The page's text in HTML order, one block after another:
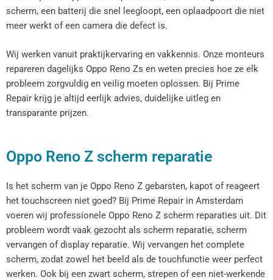
scherm, een batterij die snel leegloopt, een oplaadpoort die niet
meer werkt of een camera die defect is.
Wij werken vanuit praktijkervaring en vakkennis. Onze monteurs
repareren dagelijks Oppo Reno Zs en weten precies hoe ze elk
probleem zorgvuldig en veilig moeten oplossen. Bij Prime
Repair krijg je altijd eerlijk advies, duidelijke uitleg en
transparante prijzen.
Oppo Reno Z scherm reparatie
Is het scherm van je Oppo Reno Z gebarsten, kapot of reageert
het touchscreen niet goed? Bij Prime Repair in Amsterdam
voeren wij professionele Oppo Reno Z scherm reparaties uit. Dit
probleem wordt vaak gezocht als scherm reparatie, scherm
vervangen of display reparatie. Wij vervangen het complete
scherm, zodat zowel het beeld als de touchfunctie weer perfect
werken. Ook bij een zwart scherm, strepen of een niet-werkende